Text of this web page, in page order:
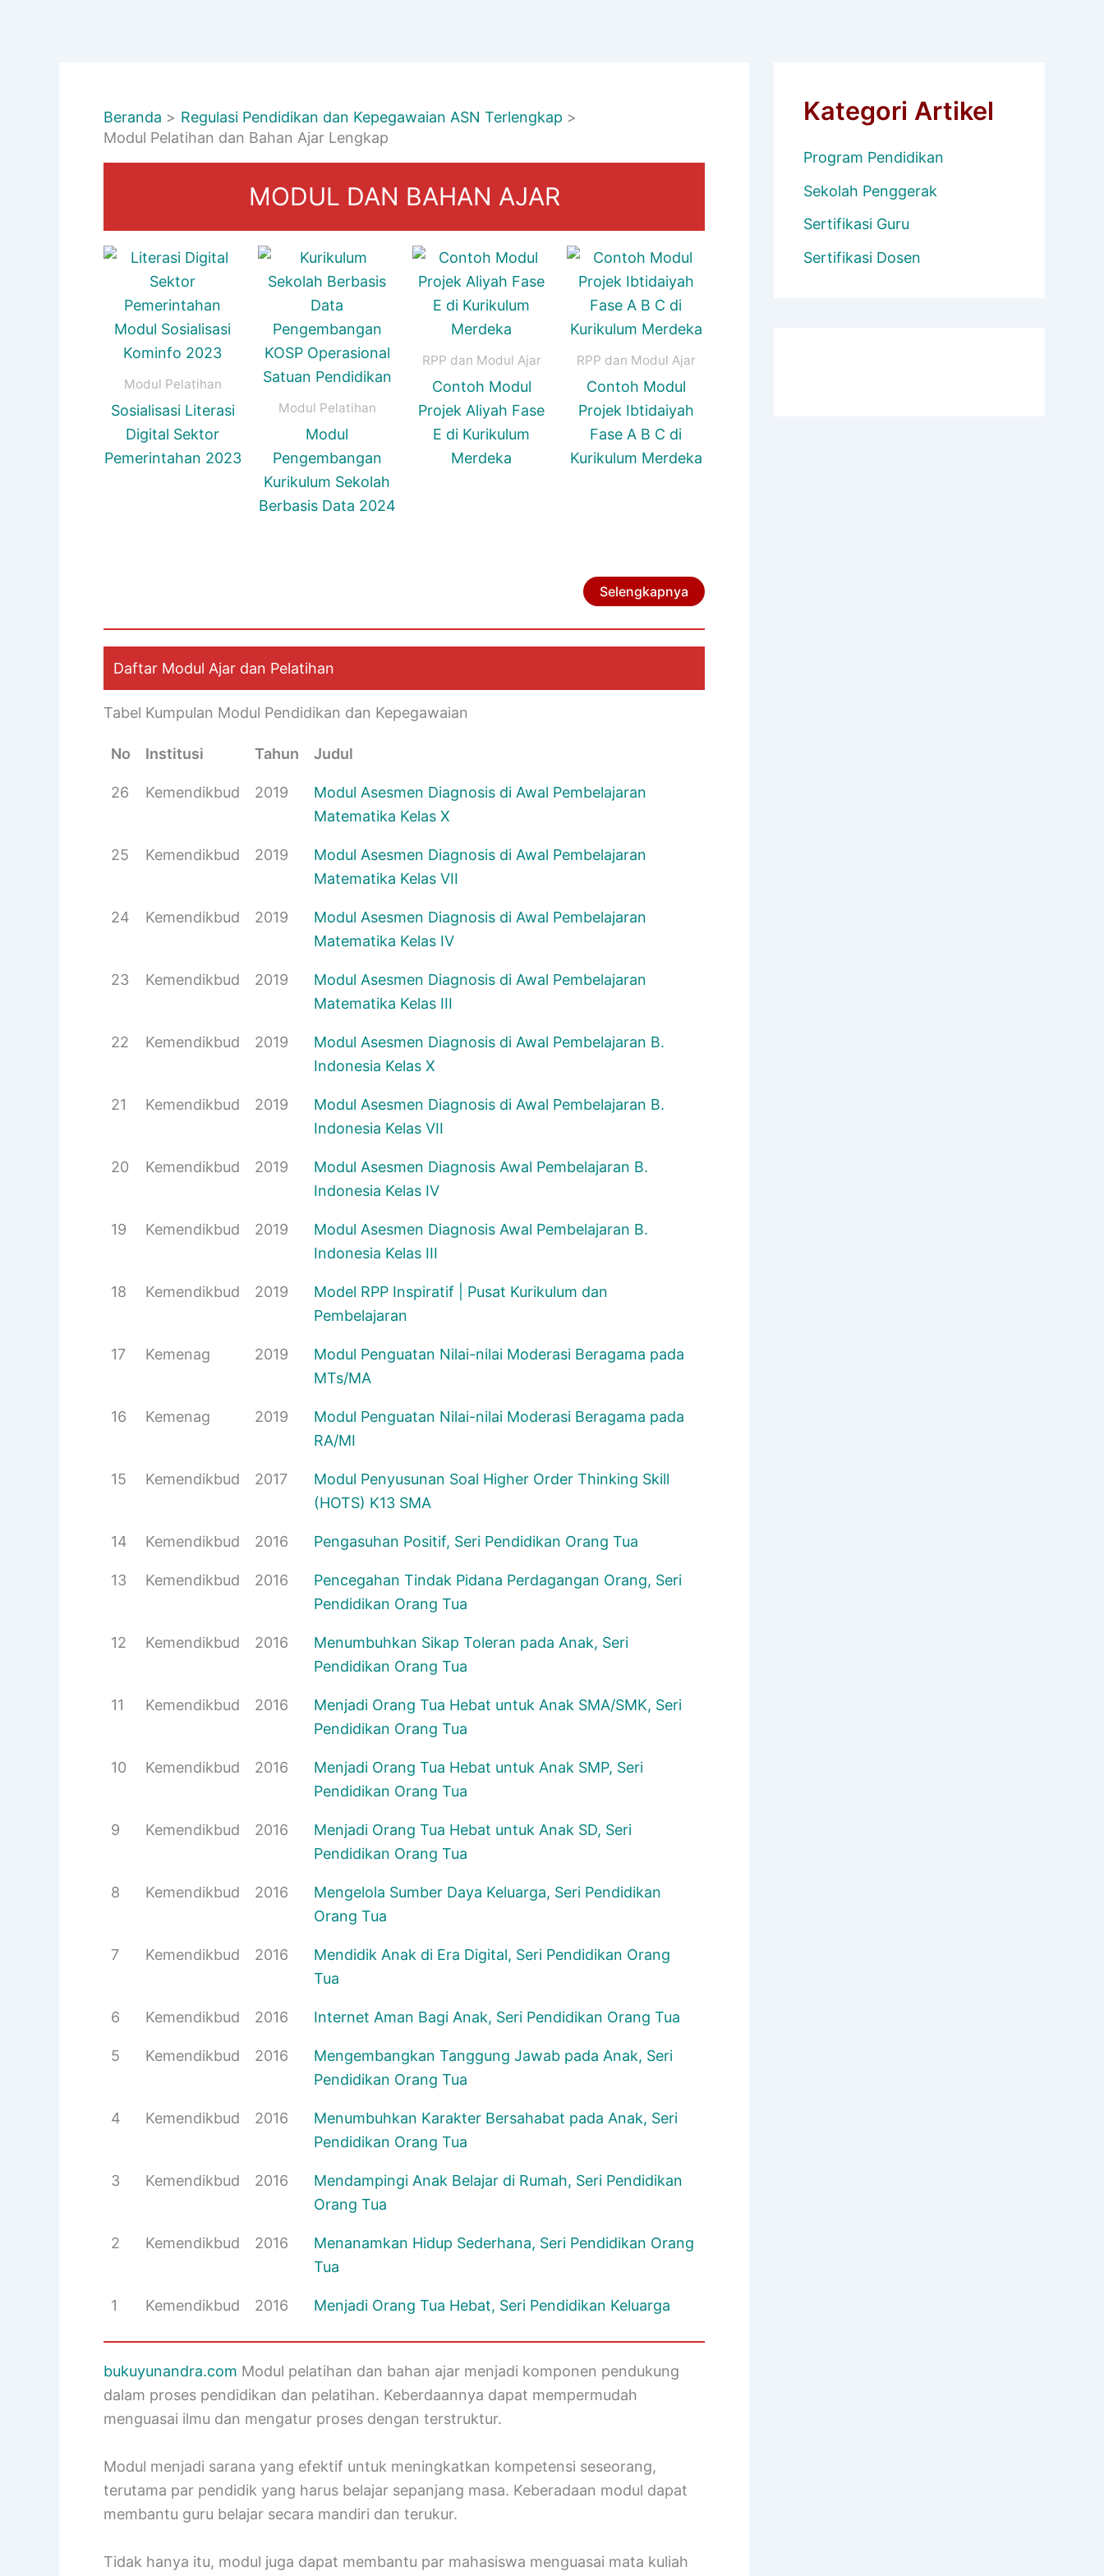
Beranda
Regulasi Pendidikan dan Kepegawaian ASN Terlengkap
Modul Pelatihan dan Bahan Ajar Lengkap
MODUL DAN BAHAN AJAR
Modul Pelatihan
Sosialisasi Literasi
Digital Sektor
Pemerintahan 2023
Modul Pelatihan
Modul
Pengembangan
Kurikulum Sekolah
Berbasis Data 2024
RPP dan Modul Ajar
Contoh Modul
Projek Aliyah Fase
E di Kurikulum
Merdeka
RPP dan Modul Ajar
Contoh Modul
Projek Ibtidaiyah
Fase A B C di
Kurikulum Merdeka
Selengkapnya
Daftar Modul Ajar dan Pelatihan
Tabel Kumpulan Modul Pendidikan dan Kepegawaian
No Institusi Tahun Judul
26 Kemendikbud 2019
Modul Asesmen Diagnosis di Awal Pembelajaran
Matematika Kelas X
25 Kemendikbud 2019
Modul Asesmen Diagnosis di Awal Pembelajaran
Matematika Kelas VII
24 Kemendikbud 2019
Modul Asesmen Diagnosis di Awal Pembelajaran
Matematika Kelas IV
23 Kemendikbud 2019
Modul Asesmen Diagnosis di Awal Pembelajaran
Matematika Kelas III
22 Kemendikbud 2019
Modul Asesmen Diagnosis di Awal Pembelajaran B.
Indonesia Kelas X
21 Kemendikbud 2019
Modul Asesmen Diagnosis di Awal Pembelajaran B.
Indonesia Kelas VII
20 Kemendikbud 2019
Modul Asesmen Diagnosis Awal Pembelajaran B.
Indonesia Kelas IV
19 Kemendikbud 2019
Modul Asesmen Diagnosis Awal Pembelajaran B.
Indonesia Kelas III
18 Kemendikbud 2019
Model RPP Inspiratif | Pusat Kurikulum dan
Pembelajaran
17 Kemenag 2019
Modul Penguatan Nilai-nilai Moderasi Beragama pada
MTs/MA
16 Kemenag 2019
Modul Penguatan Nilai-nilai Moderasi Beragama pada
RA/MI
15 Kemendikbud 2017
Modul Penyusunan Soal Higher Order Thinking Skill
(HOTS) K13 SMA
14 Kemendikbud 2016 Pengasuhan Positif, Seri Pendidikan Orang Tua
13 Kemendikbud 2016
Pencegahan Tindak Pidana Perdagangan Orang, Seri
Pendidikan Orang Tua
12 Kemendikbud 2016
Menumbuhkan Sikap Toleran pada Anak, Seri
Pendidikan Orang Tua
11 Kemendikbud 2016
Menjadi Orang Tua Hebat untuk Anak SMA/SMK, Seri
Pendidikan Orang Tua
10 Kemendikbud 2016
Menjadi Orang Tua Hebat untuk Anak SMP, Seri
Pendidikan Orang Tua
9 Kemendikbud 2016
Menjadi Orang Tua Hebat untuk Anak SD, Seri
Pendidikan Orang Tua
8 Kemendikbud 2016
Mengelola Sumber Daya Keluarga, Seri Pendidikan
Orang Tua
7 Kemendikbud 2016
Mendidik Anak di Era Digital, Seri Pendidikan Orang
Tua
6 Kemendikbud 2016 Internet Aman Bagi Anak, Seri Pendidikan Orang Tua
5 Kemendikbud 2016
Mengembangkan Tanggung Jawab pada Anak, Seri
Pendidikan Orang Tua
4 Kemendikbud 2016
Menumbuhkan Karakter Bersahabat pada Anak, Seri
Pendidikan Orang Tua
3 Kemendikbud 2016
Mendampingi Anak Belajar di Rumah, Seri Pendidikan
Orang Tua
2 Kemendikbud 2016
Menanamkan Hidup Sederhana, Seri Pendidikan Orang
Tua
1 Kemendikbud 2016 Menjadi Orang Tua Hebat, Seri Pendidikan Keluarga
bukuyunandra.com Modul pelatihan dan bahan ajar menjadi komponen pendukung
dalam proses pendidikan dan pelatihan. Keberdaannya dapat mempermudah
menguasai ilmu dan mengatur proses dengan terstruktur.
Modul menjadi sarana yang efektif untuk meningkatkan kompetensi seseorang,
terutama par pendidik yang harus belajar sepanjang masa. Keberadaan modul dapat
membantu guru belajar secara mandiri dan terukur.
Tidak hanya itu, modul juga dapat membantu par mahasiswa menguasai mata kuliah
Kategori Artikel
Program Pendidikan
Sekolah Penggerak
Sertifikasi Guru
Sertifikasi Dosen